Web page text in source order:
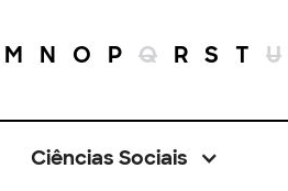
M N O P Q R S T U
Ciências Sociais